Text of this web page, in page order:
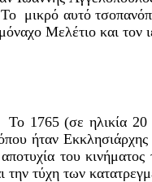
μικρό αυτό
Μελέτιο και τον
Το 1765 (σε ηλικία 20
ήταν Εκκλησιάρχης
του
την τύχη των